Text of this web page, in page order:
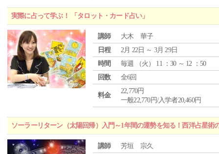
実際に占って学ぶ！ 「タロット・カード占い」
講師
大木 華子
日程
2月 22日 ～ 3月 29日
時間
毎週 （火 ） 11 ：30 ～ 12 ：50
回数
全6回
料金
22,770円
一般22,770円/入学者20,460円
ソーラーリターン（太陽回帰）入門～1年間の運勢を知る！西洋占星術
講師
芳垣 宗久